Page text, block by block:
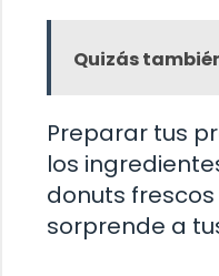
Quizás
Preparar tus
los
donuts
sorprende a